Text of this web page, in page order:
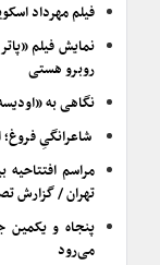
فیلم مهرداد
نمایش فیلم
روبرو هستی
نگاهی به
شاعرانگیِ
مراسم
تهران / گزارش
پنجاه و یکمین
می‌رود